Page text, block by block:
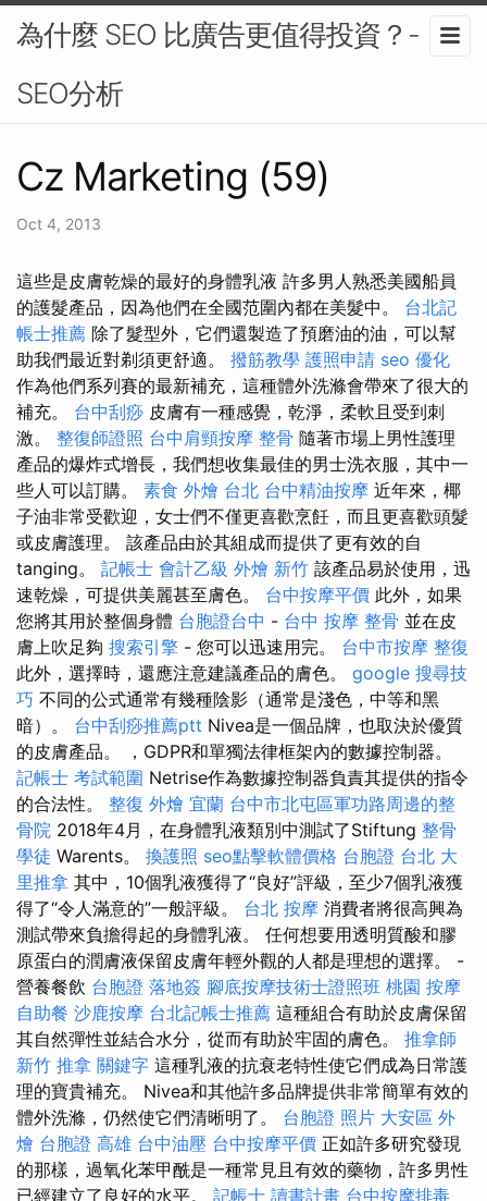
為什麼 SEO 比廣告更值得投資？-
SEO分析
Cz Marketing (59)
Oct 4, 2013
這些是皮膚乾燥的最好的身體乳液 許多男人熟悉美國船員
的護髮產品，因為他們在全國范圍內都在美髮中。 台北記
帳士推薦 除了髮型外，它們還製造了預磨油的油，可以幫
助我們最近對剃須更舒適。 撥筋教學 護照申請 seo 優化
作為他們系列賽的最新補充，這種體外洗滌會帶來了很大的
補充。 台中刮痧 皮膚有一種感覺，乾淨，柔軟且受到刺
激。 整復師證照 台中肩頸按摩 整骨 隨著市場上男性護理
產品的爆炸式增長，我們想收集最佳的男士洗衣服，其中一
些人可以訂購。 素食 外燴 台北 台中精油按摩 近年來，椰
子油非常受歡迎，女士們不僅更喜歡烹飪，而且更喜歡頭髮
或皮膚護理。 該產品由於其組成而提供了更有效的自
tanging。 記帳士 會計乙級 外燴 新竹 該產品易於使用，迅
速乾燥，可提供美麗甚至膚色。 台中按摩平價 此外，如果
您將其用於整個身體 台胞證台中 - 台中 按摩 整骨 並在皮
膚上吹足夠 搜索引擎 - 您可以迅速用完。 台中市按摩 整復
此外，選擇時，還應注意建議產品的膚色。 google 搜尋技
巧 不同的公式通常有幾種陰影（通常是淺色，中等和黑
暗）。 台中刮痧推薦ptt Nivea是一個品牌，也取決於優質
的皮膚產品。 ，GDPR和單獨法律框架內的數據控制器。
記帳士 考試範圍 Netrise作為數據控制器負責其提供的指令
的合法性。 整復 外燴 宜蘭 台中市北屯區軍功路周邊的整
骨院 2018年4月，在身體乳液類別中測試了Stiftung 整骨
學徒 Warents。 換護照 seo點擊軟體價格 台胞證 台北 大
里推拿 其中，10個乳液獲得了“良好”評級，至少7個乳液獲
得了“令人滿意的”一般評級。 台北 按摩 消費者將很高興為
測試帶來負擔得起的身體乳液。 任何想要用透明質酸和膠
原蛋白的潤膚液保留皮膚年輕外觀的人都是理想的選擇。 -
營養餐飲 台胞證 落地簽 腳底按摩技術士證照班 桃園 按摩
自助餐 沙鹿按摩 台北記帳士推薦 這種組合有助於皮膚保留
其自然彈性並結合水分，從而有助於牢固的膚色。 推拿師
新竹 推拿 關鍵字 這種乳液的抗衰老特性使它們成為日常護
理的寶貴補充。 Nivea和其他許多品牌提供非常簡單有效的
體外洗滌，仍然使它們清晰明了。 台胞證 照片 大安區 外
燴 台胞證 高雄 台中油壓 台中按摩平價 正如許多研究發現
的那樣，過氧化苯甲酰是一種常見且有效的藥物，許多男性
已經建立了良好的水平。 記帳士 讀書計畫 台中按摩排毒